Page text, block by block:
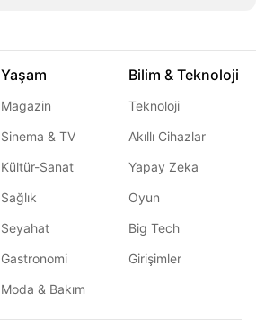
Yaşam
Magazin
Sinema & TV
Kültür-Sanat
Sağlık
Seyahat
Gastronomi
Moda & Bakım
Bilim & Teknoloji
Teknoloji
Akıllı Cihazlar
Yapay Zeka
Oyun
Big Tech
Girişimler